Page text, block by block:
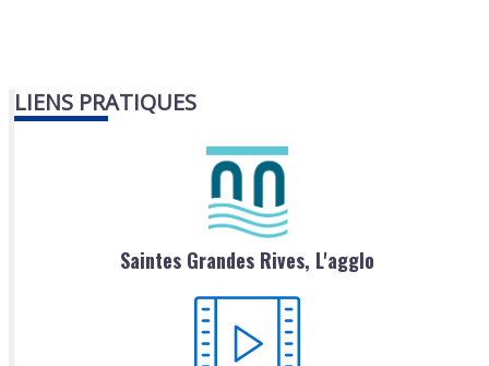
LIENS PRATIQUES
Saintes Grandes Rives, L'agglo